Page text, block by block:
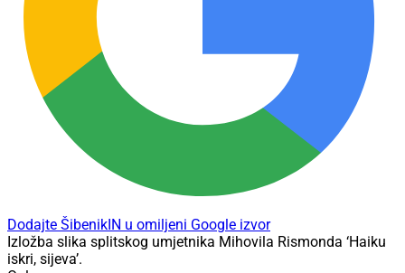
Dodajte ŠibenikIN u omiljeni Google izvor
Izložba slika splitskog umjetnika Mihovila Rismonda ‘Haiku
iskri, sijeva’.